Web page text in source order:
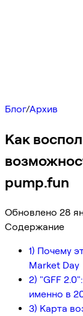
Блог/Архив
Как
pump.fun
Обновлено 28
Содержание
1) Почему
Market Day
2) "GFF
именно в
3) Карта